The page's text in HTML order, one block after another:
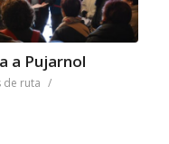
a Pujarnol
de ruta /